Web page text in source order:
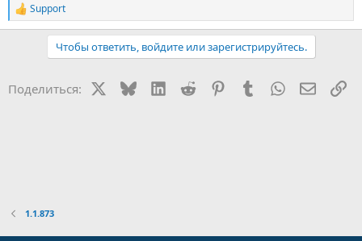
Р
е
и
Support
Чтобы ответить, войдите или зарегистрируйтесь.
Поделиться: BlueskyLinkedIn
Reddit PinterestTumblr WhatsApp
1.1.873